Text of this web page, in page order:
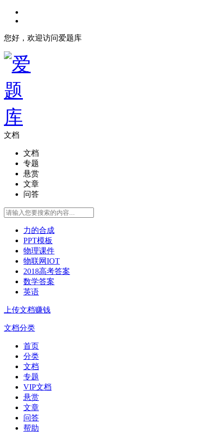
您好，欢迎访问爱题库
文档
文档
专题
悬赏
文章
问答
力的合成
PPT模板
物理课件
物联网IOT
2018高考答案
数学答案
英语
上传文档赚钱
文档分类
首页
分类
文档
专题
VIP文档
悬赏
文章
问答
帮助